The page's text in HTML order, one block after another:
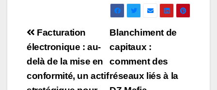
Navigation
de
l’article
Blanchiment de
capitaux :
comment des
réseaux liés à la
Facturation
électronique : au-
delà de la mise en
conformité, un actif